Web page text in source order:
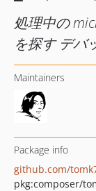
処理中の
を探す デバ
Maintainers
Package info
github.com/
pkg:composer/